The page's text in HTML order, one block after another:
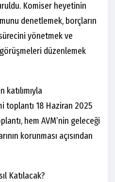
Komiser heyetinin
denetlemek, borçların
yönetmek ve
düzenlemek
katılımıyla
toplantı 18 Haziran 2025
hem AVM’nin geleceği
korunması açısından
Katılacak?